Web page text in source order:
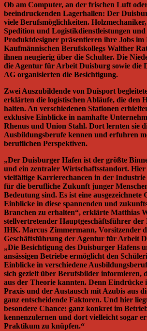
Ob am Computer, an der frischen Luft
beeindruckenden Lagerhallen: Der
viele Berufsmöglichkeiten.
Spedition und Logistikdienstleistungen und
Produktdesigner präsentieren ihre Jobs im
Kaufmännischen Berufskollegs Walther
ihnen neugierig über die Schulter. Die
die Agentur für Arbeit Duisburg sowie die
AG organisierten die Besichtigung.
Zwei Auszubildende von Duisport
erklärten die logistischen Abläufe, die den
halten. An verschiedenen Stationen
exklusive Einblicke in namhafte
Rhenus und Union Stahl. Dort lernten sie
Ausbildungsberufe kennen und erfuhren
beruflichen Perspektiven.
„Der Duisburger Hafen ist der größte
und ein zentraler Wirtschaftsstandort. Hier
vielfältige Karrierechancen in der
für die berufliche Zukunft junger
Bedeutung sind. Es ist eine ausgezeichnete
Einblicke in diese spannenden und
Branchen zu erhalten“, erklärte Matthias
stellvertretender Hauptgeschäftsführer der
IHK. Marcus Zimmermann, Vorsitzender
Geschäftsführung der Agentur für Arbeit
„Die Besichtigung des Duisburger Hafens
ansässigen Betriebe ermöglicht den
Einblicke in verschiedene
sich gezielt über Berufsbilder informieren,
aus der Theorie kannten. Denn Eindrücke
Praxis und der Austausch mit Azubis aus
ganz entscheidende Faktoren. Und hier
besondere Chance: ganz konkret im
kennenzulernen und dort vielleicht sogar
Praktikum zu knüpfen.“